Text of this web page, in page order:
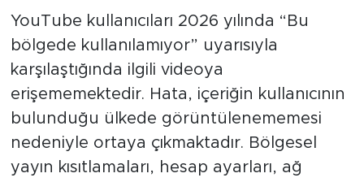
YouTube kullanıcıları 2026 yılında “Bu
bölgede kullanılamıyor” uyarısıyla
karşılaştığında ilgili videoya
erişememektedir. Hata, içeriğin kullanıcının
bulunduğu ülkede görüntülenememesi
nedeniyle ortaya çıkmaktadır. Bölgesel
yayın kısıtlamaları, hesap ayarları, ağ